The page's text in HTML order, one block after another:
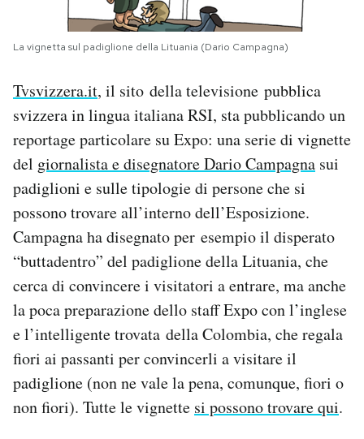
I MIEI PREFERITI
SHOP
CALENDARIO
AREA PERSONALE
Area Personale
Newsletter
Hai bisogno di aiuto?
Esci
La vignetta sul padiglione della Lituania (Dario Campagna)
Tvsvizzera.it, il sito della televisione pubblica
svizzera in lingua italiana RSI, sta pubblicando un
reportage particolare su Expo: una serie di vignette
del giornalista e disegnatore Dario Campagna sui
padiglioni e sulle tipologie di persone che si
possono trovare all’interno dell’Esposizione.
Campagna ha disegnato per esempio il disperato
“buttadentro” del padiglione della Lituania, che
cerca di convincere i visitatori a entrare, ma anche
la poca preparazione dello staff Expo con l’inglese
e l’intelligente trovata della Colombia, che regala
fiori ai passanti per convincerli a visitare il
padiglione (non ne vale la pena, comunque, fiori o
non fiori). Tutte le vignette si possono trovare qui.